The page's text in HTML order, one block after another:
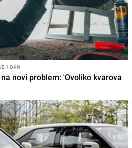
1 DAN
novi problem: 'Ovoliko kvarova